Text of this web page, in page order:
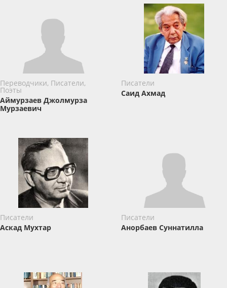
Переводчики, Писатели,
Поэты
Аймурзаев Джолмурза
Мурзаевич
Писатели
Саид Ахмад
Писатели
Аскад Мухтар
Писатели
Анорбаев Суннатилла